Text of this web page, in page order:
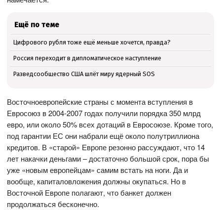
Ещё по теме
Цифрового рубля тоже ещё меньше хочется, правда?
Россия переходит в дипломатическое наступление
Разведсообщество США шлёт миру ядерный SOS
Восточноевропейские страны с момента вступления в
Евросоюз в 2004-2007 годах получили порядка 350 млрд
евро, или около 50% всех дотаций в Евросоюзе. Кроме того,
под гарантии ЕС они набрали ещё около полутриллиона
кредитов. В «старой» Европе резонно рассуждают, что 14
лет накачки деньгами – достаточно большой срок, пора бы
уже «новым европейцам» самим встать на ноги. Да и
вообще, капиталовложения должны окупаться. Но в
Восточной Европе полагают, что банкет должен
продолжаться бесконечно.